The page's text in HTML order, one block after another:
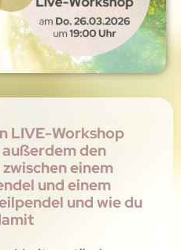
LIVE-Workshop
den
einem
und einem
und wie du